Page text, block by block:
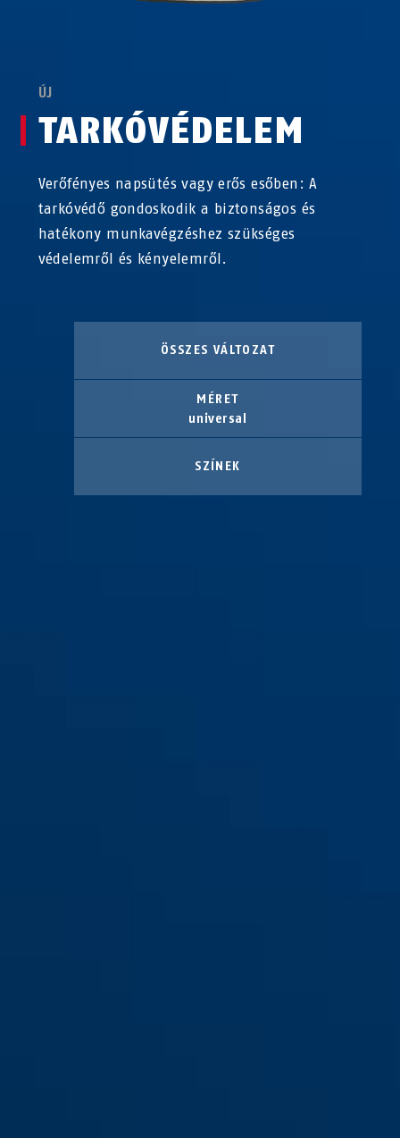
ÚJ
TARKÓVÉDELEM
Verőfényes napsütés vagy erős esőben: A
tarkóvédő gondoskodik a biztonságos és
hatékony munkavégzéshez szükséges
védelemről és kényelemről.
ÖSSZES VÁLTOZAT
MÉRET
universal
SZÍNEK